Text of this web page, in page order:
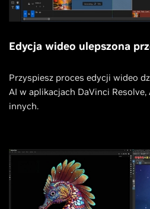
Edycja wideo ulepszona
Przyspiesz proces edycji wideo
AI w aplikacjach DaVinci
innych.